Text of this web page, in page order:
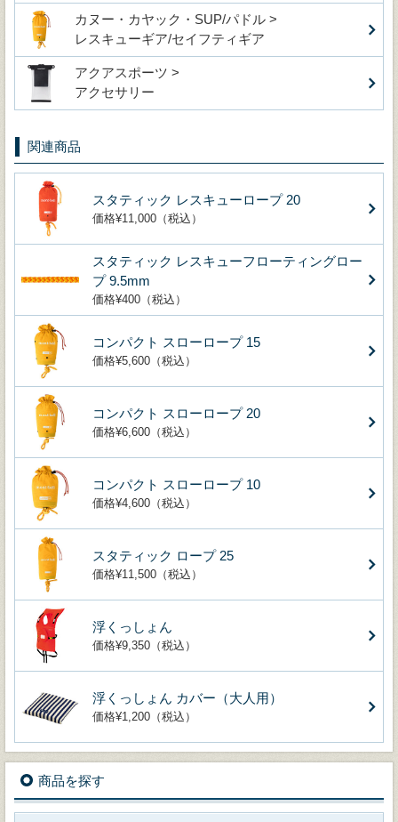
カヌー・カヤック・SUP/パドル >
レスキューギア/セイフティギア
アクアスポーツ >
アクセサリー
関連商品
スタティック レスキューロープ 20
価格¥11,000（税込）
スタティック レスキューフローティングロー
プ 9.5mm
価格¥400（税込）
コンパクト スローロープ 15
価格¥5,600（税込）
コンパクト スローロープ 20
価格¥6,600（税込）
コンパクト スローロープ 10
価格¥4,600（税込）
スタティック ロープ 25
価格¥11,500（税込）
浮くっしょん
価格¥9,350（税込）
浮くっしょん カバー（大人用）
価格¥1,200（税込）
商品を探す